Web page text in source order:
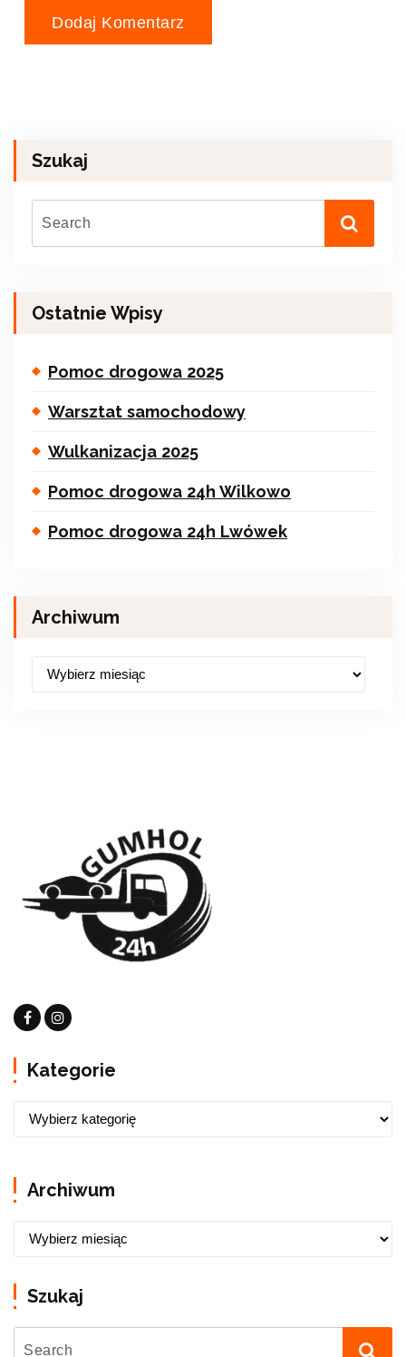
Szukaj
Ostatnie Wpisy
Pomoc drogowa 2025
Warsztat samochodowy
Wulkanizacja 2025
Pomoc drogowa 24h Wilkowo
Pomoc drogowa 24h Lwówek
Archiwum
Kategorie
Archiwum
Szukaj